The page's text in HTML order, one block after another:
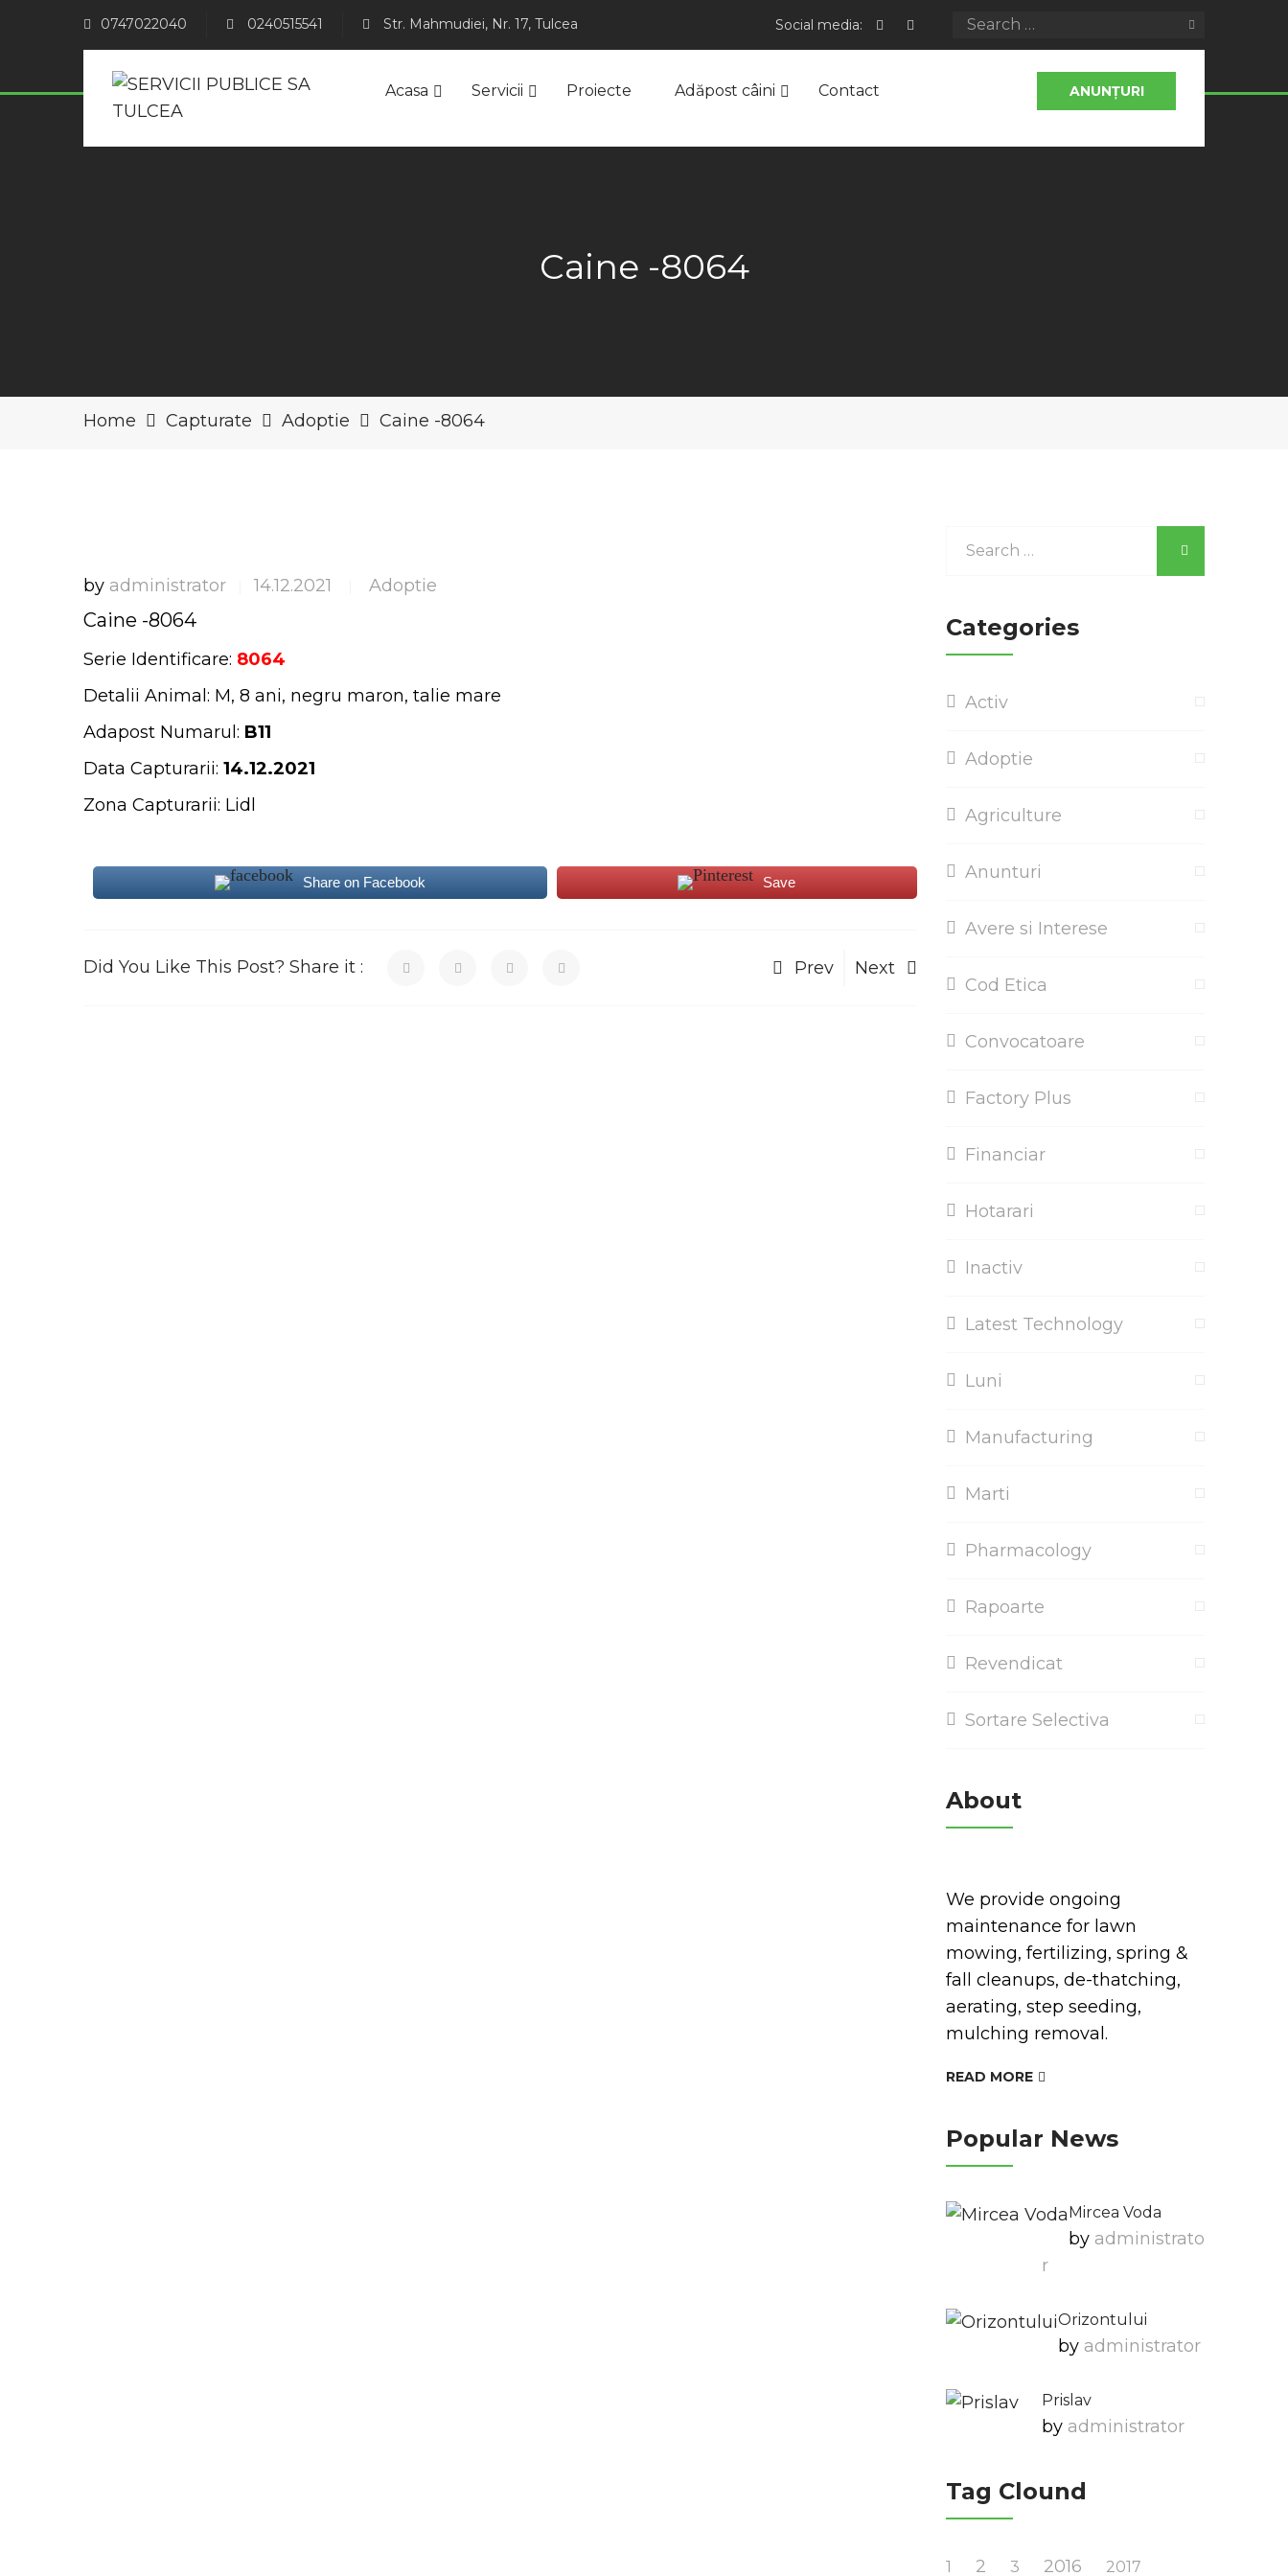
0747022040 0240515541 Str. Mahmudiei, Nr. 17, Tulcea Social media:
Acasa Servicii Proiecte Adăpost câini Contact ANUNȚURI
Caine -8064
Home Capturate Adoptie Caine -8064
by administrator 14.12.2021 Adoptie
Caine -8064
Serie Identificare: 8064
Detalii Animal: M, 8 ani, negru maron, talie mare
Adapost Numarul: B11
Data Capturarii: 14.12.2021
Zona Capturarii: Lidl
Share on Facebook Save
Did You Like This Post? Share it : Prev Next
Categories
Activ
Adoptie
Agriculture
Anunturi
Avere si Interese
Cod Etica
Convocatoare
Factory Plus
Financiar
Hotarari
Inactiv
Latest Technology
Luni
Manufacturing
Marti
Pharmacology
Rapoarte
Revendicat
Sortare Selectiva
About
We provide ongoing
maintenance for lawn
mowing, fertilizing, spring &
fall cleanups, de-thatching,
aerating, step seeding,
mulching removal.
READ MORE
Popular News
Mircea Voda
by Administrato
R
Orizontului
by Administrator
Prislav
by Administrator
Tag Clound
1 2 3 2016 2017